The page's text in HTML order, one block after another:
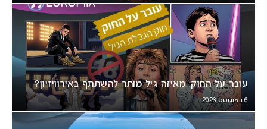
עובר על החוק: מאיזה גיל מותר להשתתף באירוויזיון?
6 באוגוסט 2026